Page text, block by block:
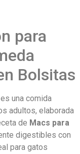
para
Bolsitas
una comida
adultos, elaborada
de Macs para
digestibles con
para gatos